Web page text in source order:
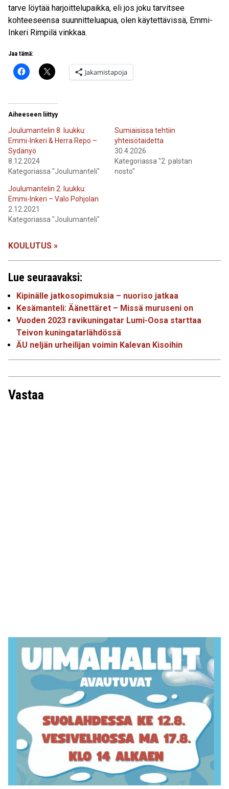
tarve löytää harjoittelupaikka, eli jos joku tarvitsee
kohteeseensa suunnitteluapua, olen käytettävissä, Emmi-
Inkeri Rimpilä vinkkaa.
Jaa tämä:
Jakamistapoja
Aiheeseen liittyy
Joulumantelin 8. luukku:
Emmi-Inkeri & Herra Repo –
Sydänyö
8.12.2024
Kategoriassa "Joulumanteli"
Sumiaisissa tehtiin
yhteisötaidetta
30.4.2026
Kategoriassa "2. palstan
nosto"
Joulumantelin 2. luukku:
Emmi-Inkeri – Valo Pohjolan
2.12.2021
Kategoriassa "Joulumanteli"
KOULUTUS »
Lue seuraavaksi:
Kipinälle jatkosopimuksia – nuoriso jatkaa
Kesämanteli: Äänettäret – Missä muruseni on
Vuoden 2023 ravikuningatar Lumi-Oosa starttaa
Teivon kuningatarlähdössä
ÄU neljän urheilijan voimin Kalevan Kisoihin
Vastaa